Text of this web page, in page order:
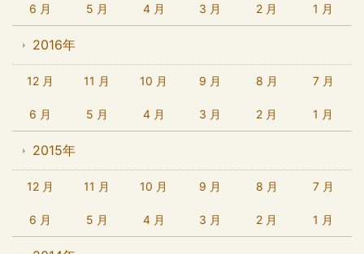
6 月 5 月 4 月 3 月 2 月 1 月
2016年
12 月 11 月 10 月 9 月 8 月 7 月
6 月 5 月 4 月 3 月 2 月 1 月
2015年
12 月 11 月 10 月 9 月 8 月 7 月
6 月 5 月 4 月 3 月 2 月 1 月